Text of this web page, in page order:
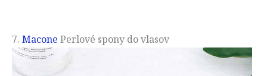
7. Macone Perlové spony do vlasov